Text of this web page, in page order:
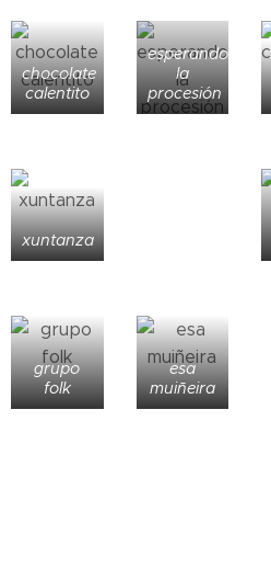
chocolate
calentito
esperando
la
procesión
xuntanza
grupo
folk
esa
muiñeira